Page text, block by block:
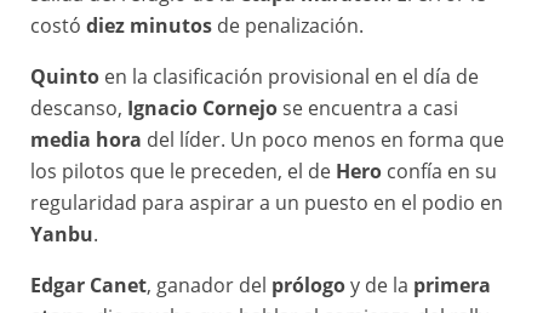
costó diez minutos de penalización.
Quinto en la clasificación provisional en el día de
descanso, Ignacio Cornejose encuentra a casi
media hora del líder. Un poco menos en forma que
los pilotos que le preceden, el de Hero confía en su
regularidad para aspirar a un puesto en el podio en
Yanbu.
Edgar Canet, ganador del prólogoy de la primera